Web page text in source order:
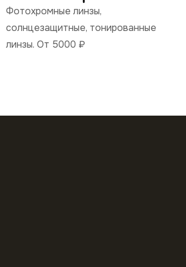
Фотохромные линзы,
солнцезащитные, тонированные
линзы. От 5000 ₽